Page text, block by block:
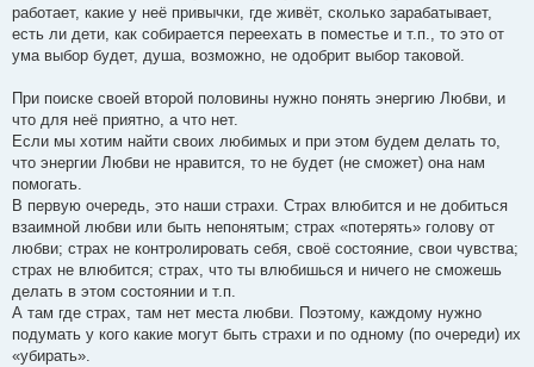
работает, какие у неё привычки, где живёт, сколько зарабатывает,
есть ли дети, как собирается переехать в поместье и т.п., то это от
ума выбор будет, душа, возможно, не одобрит выбор таковой.
При поиске своей второй половины нужно понять энергию Любви, и
что для неё приятно, а что нет.
Если мы хотим найти своих любимых и при этом будем делать то,
что энергии Любви не нравится, то не будет (не сможет) она нам
помогать.
В первую очередь, это наши страхи. Страх влюбится и не добиться
взаимной любви или быть непонятым; страх «потерять» голову от
любви; страх не контролировать себя, своё состояние, свои чувства;
страх не влюбится; страх, что ты влюбишься и ничего не сможешь
делать в этом состоянии и т.п.
А там где страх, там нет места любви. Поэтому, каждому нужно
подумать у кого какие могут быть страхи и по одному (по очереди) их
«убирать».